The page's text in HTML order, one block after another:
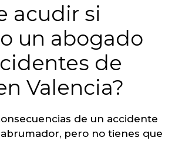
acudir si
un abogado
de
Valencia?
de un accidente
pero no tienes que